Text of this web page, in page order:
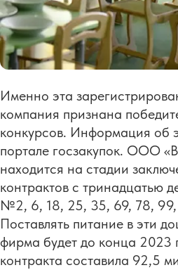
Именно эта
компания признана
конкурсов. Информация об
портале госзакупок. ООО
находится на стадии
контрактов с тринадцатью
№2, 6, 18, 25, 35, 69, 78, 99,
Поставлять питание в эти
фирма будет до конца
контракта составила 92,5